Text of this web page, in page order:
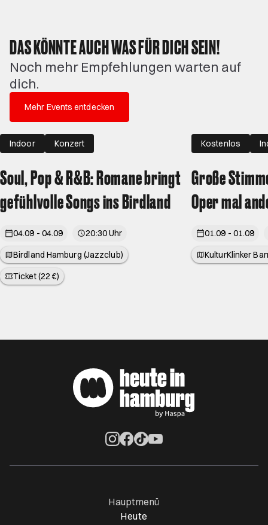
DAS KÖNNTE AUCH WAS FÜR DICH SEIN!
Noch mehr Empfehlungen warten auf
dich.
Mehr Events entdecken
Indoor Konzert
Soul, Pop & R&B: Romane bringt
gefühlvolle Songs ins Birdland
04.09 - 04.09
20:30 Uhr
Birdland Hamburg (Jazzclub)
Ticket (22 €)
Kostenlos
Große
Oper mal
01.09 - 01.09
KulturKlinker
Hauptmenü
Heute